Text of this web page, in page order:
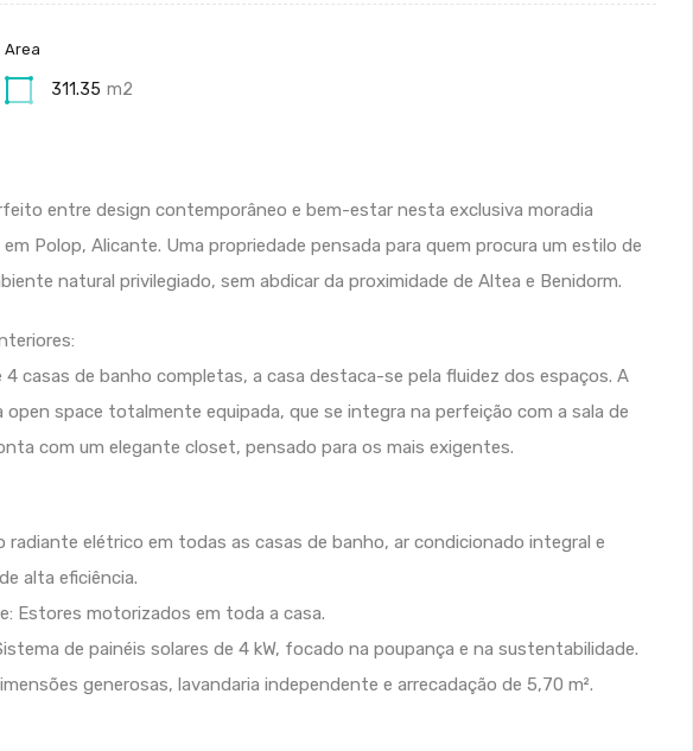
Area
311.35 m2
entre design contemporâneo e bem-estar nesta exclusiva moradia
Polop, Alicante. Uma propriedade pensada para quem procura um estilo de
natural privilegiado, sem abdicar da proximidade de Altea e Benidorm.
casas de banho completas, a casa destaca-se pela fluidez dos espaços. A
open space totalmente equipada, que se integra na perfeição com a sala de
com um elegante closet, pensado para os mais exigentes.
elétrico em todas as casas de banho, ar condicionado integral e
alta eficiência.
Estores motorizados em toda a casa.
de painéis solares de 4 kW, focado na poupança e na sustentabilidade.
generosas, lavandaria independente e arrecadação de 5,70 m².